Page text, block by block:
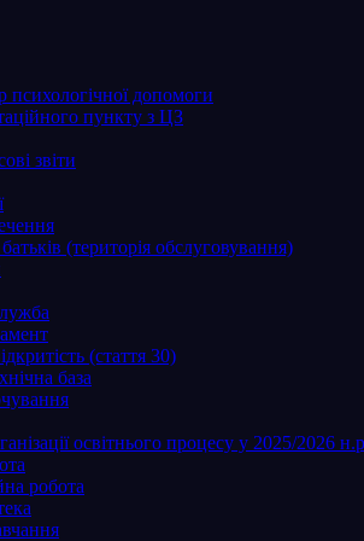
психологічної допомоги
пункту з ЦЗ
звіти
(територія обслуговування)
(стаття 30)
база
освітнього процесу у 2025/2026
робота